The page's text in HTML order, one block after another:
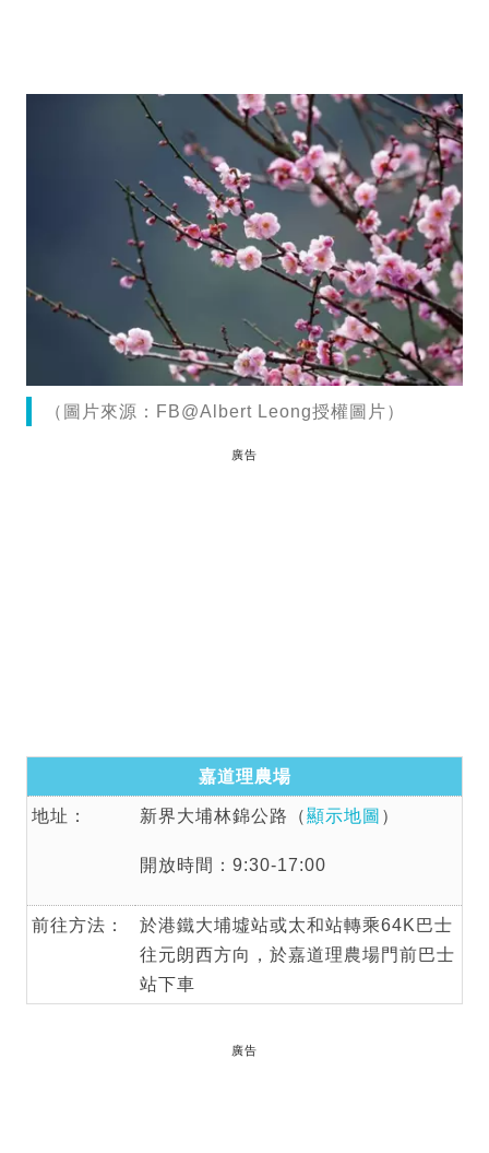
（圖片來源：FB@Albert Leong授權圖片）
廣告
嘉道理農場
地址： 新界大埔林錦公路（顯示地圖 ）
開放時間：9:30-17:00
前往方法：
於港鐵大埔墟站或太和站轉乘64K巴士
往元朗西方向，於嘉道理農場門前巴士
站下車
廣告